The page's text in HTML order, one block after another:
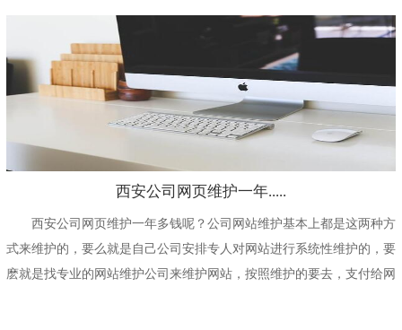
西安公司网页维护一年.....
西安公司网页维护一年多钱呢？公司网站维护基本上都是这两种方
式来维护的，要么就是自己公司安排专人对网站进行系统性维护的，要
麽就是找专业的网站维护公司来维护网站，按照维护的要去，支付给网